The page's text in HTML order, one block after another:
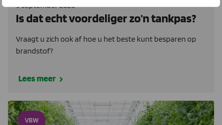
9 september 2020
Is dat echt voordeliger zo'n tankpas?
Vraagt u zich ook af hoe u het beste kunt besparen op
brandstof?
Lees meer
VBW